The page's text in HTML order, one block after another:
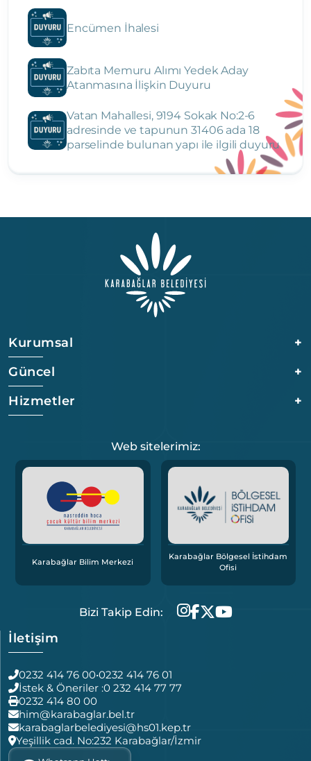
Encümen İhalesi
Zabıta Memuru Alımı Yedek Aday
Atanmasına İlişkin Duyuru
Vatan Mahallesi, 9194 Sokak No:2-6
adresinde ve tapunun 31406 ada 18
parselinde bulunan yapı ile ilgili duyuru
Kurumsal
+
Güncel
+
Hizmetler
+
Web sitelerimiz:
Karabağlar Bilim Merkezi
Karabağlar Bölgesel İstihdam
Ofisi
Bizi Takip Edin:
İletişim
0232 414 76 00•0232 414 76 01
İstek & Öneriler :0 232 414 77 77
0232 414 80 00
him@karabaglar.bel.tr
karabaglarbelediyesi@hs01.kep.tr
Yeşillik cad. No:232 Karabağlar/İzmir